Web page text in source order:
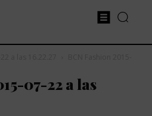
07-22 a las